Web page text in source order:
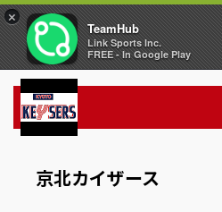
京北カイザース
×
TeamHub
Link Sports Inc.
FREE - In Google Play